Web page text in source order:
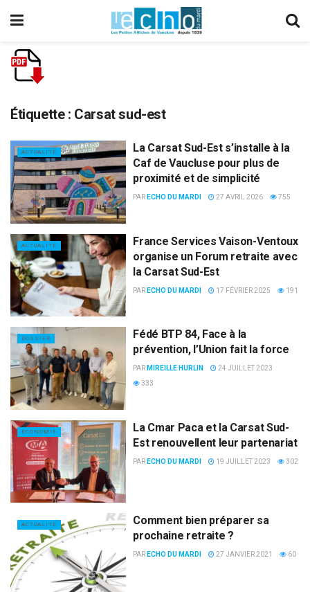
Étiquette : Carsat sud-est
ACTUALITÉ
La Carsat Sud-Est s’installe à la
Caf de Vaucluse pour plus de
proximité et de simplicité
PAR ECHO DU MARDI 27 AVRIL 2026 755
ACTUALITÉ
France Services Vaison-Ventoux
organise un Forum retraite avec
la Carsat Sud-Est
PAR ECHO DU MARDI 17 FÉVRIER 2025 191
DOSSIER
Fédé BTP 84, Face à la
prévention, l’Union fait la force
PAR MIREILLE HURLIN
24 JUILLET 2023
333
ECONOMIE
La Cmar Paca et la Carsat Sud-
Est renouvellent leur partenariat
PAR ECHO DU MARDI 19 JUILLET 2023 302
ACTUALITÉ
Comment bien préparer sa
prochaine retraite ?
PAR ECHO DU MARDI 27 JANVIER 2021 60